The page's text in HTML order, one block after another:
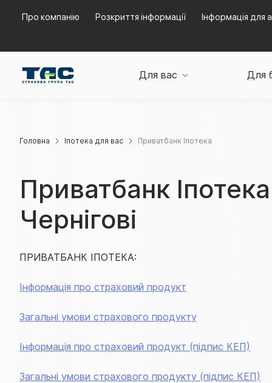
Про компанію Розкриття інформації Інформація для
Для вас Для
Головна Іпотека для вас Приватбанк Іпотека
Приватбанк
Чернігові
ПРИВАТБАНК ІПОТЕКА:
Інформація про страховий продукт
Загальні умови страхового продукту
Інформація про страховий продукт (підпис КЕП)
Загальні умови страхового продукту (підпис КЕП)